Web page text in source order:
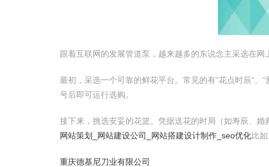
跟着互联网的发展管道泵，越来越多的东说念主采选在
最初，采选一个可靠的鲜花平台。常见的有“花点时辰”
号后即可运行选购。
接下来，挑选安妥的花篮。凭据送花的时局（如寿辰、婚
网站策划_网站建设公司_网站搭建设计制作_seo优化比
重庆德基尼刀业有限公司